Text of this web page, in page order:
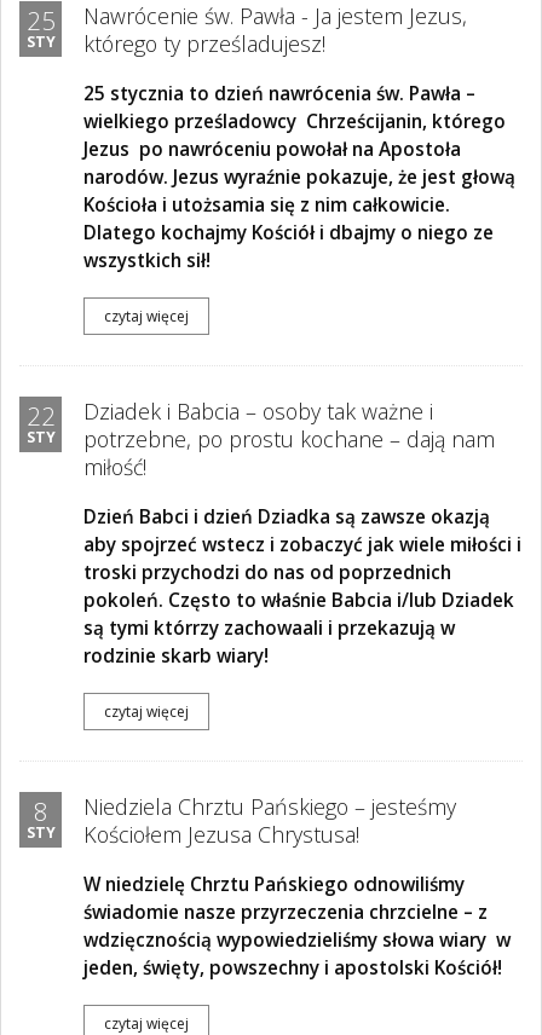
25
STY
Nawrócenie św. Pawła - Ja jestem Jezus,
którego ty prześladujesz!
25 stycznia to dzień nawrócenia św. Pawła –
wielkiego prześladowcy Chrześcijanin, którego
Jezus po nawróceniu powołał na Apostoła
narodów. Jezus wyraźnie pokazuje, że jest głową
Kościoła i utożsamia się z nim całkowicie.
Dlatego kochajmy Kościół i dbajmy o niego ze
wszystkich sił!
czytaj więcej
22
STY
Dziadek i Babcia – osoby tak ważne i
potrzebne, po prostu kochane – dają nam
miłość!
Dzień Babci i dzień Dziadka są zawsze okazją
aby spojrzeć wstecz i zobaczyć jak wiele miłości i
troski przychodzi do nas od poprzednich
pokoleń. Często to właśnie Babcia i/lub Dziadek
są tymi którrzy zachowaali i przekazują w
rodzinie skarb wiary!
czytaj więcej
8
STY
Niedziela Chrztu Pańskiego – jesteśmy
Kościołem Jezusa Chrystusa!
W niedzielę Chrztu Pańskiego odnowiliśmy
świadomie nasze przyrzeczenia chrzcielne – z
wdzięcznością wypowiedzieliśmy słowa wiary w
jeden, święty, powszechny i apostolski Kościół!
czytaj więcej